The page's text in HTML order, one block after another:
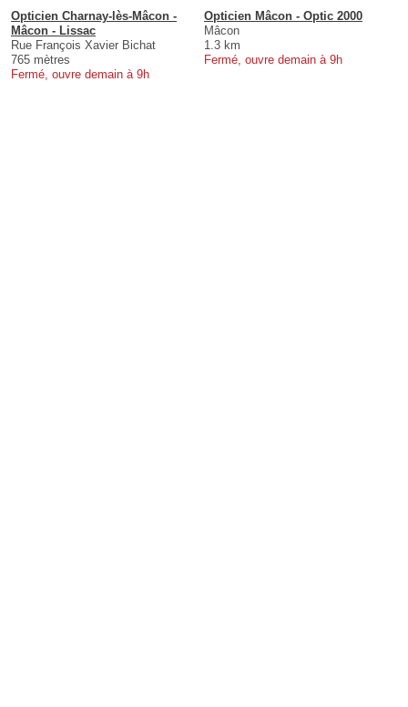
Opticien Charnay-lès-Mâcon -
Mâcon - Lissac
Rue François Xavier Bichat
765 mètres
Fermé, ouvre demain à 9h
Opticien Mâcon - Optic 2000
Mâcon
1.3 km
Fermé, ouvre demain à 9h